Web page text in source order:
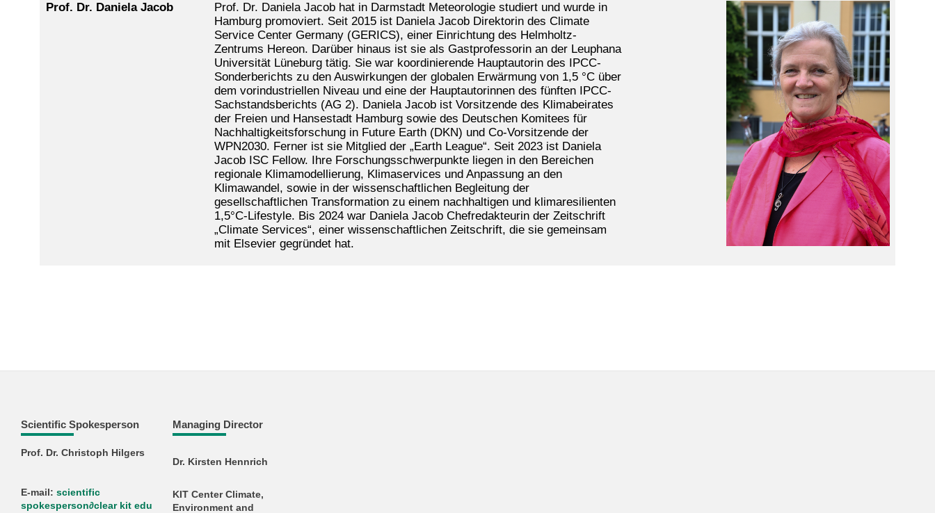
Prof. Dr. Daniela Jacob
Prof. Dr. Daniela Jacob hat in Darmstadt Meteorologie studiert und wurde in
Hamburg promoviert. Seit 2015 ist Daniela Jacob Direktorin des Climate
Service Center Germany (GERICS), einer Einrichtung des Helmholtz-
Zentrums Hereon. Darüber hinaus ist sie als Gastprofessorin an der Leuphana
Universität Lüneburg tätig. Sie war koordinierende Hauptautorin des IPCC-
Sonderberichts zu den Auswirkungen der globalen Erwärmung von 1,5 °C über
dem vorindustriellen Niveau und eine der Hauptautorinnen des fünften IPCC-
Sachstandsberichts (AG 2). Daniela Jacob ist Vorsitzende des Klimabeirates
der Freien und Hansestadt Hamburg sowie des Deutschen Komitees für
Nachhaltigkeitsforschung in Future Earth (DKN) und Co-Vorsitzende der
WPN2030. Ferner ist sie Mitglied der „Earth League“. Seit 2023 ist Daniela
Jacob ISC Fellow. Ihre Forschungsschwerpunkte liegen in den Bereichen
regionale Klimamodellierung, Klimaservices und Anpassung an den
Klimawandel, sowie in der wissenschaftlichen Begleitung der
gesellschaftlichen Transformation zu einem nachhaltigen und klimaresilienten
1,5°C-Lifestyle. Bis 2024 war Daniela Jacob Chefredakteurin der Zeitschrift
„Climate Services“, einer wissenschaftlichen Zeitschrift, die sie gemeinsam
mit Elsevier gegründet hat.
Scientific Spokesperson
Prof. Dr. Christoph Hilgers
E-mail: scientific
spokesperson∂clear kit edu
Managing Director
Dr. Kirsten Hennrich
KIT Center Climate,
Environment and